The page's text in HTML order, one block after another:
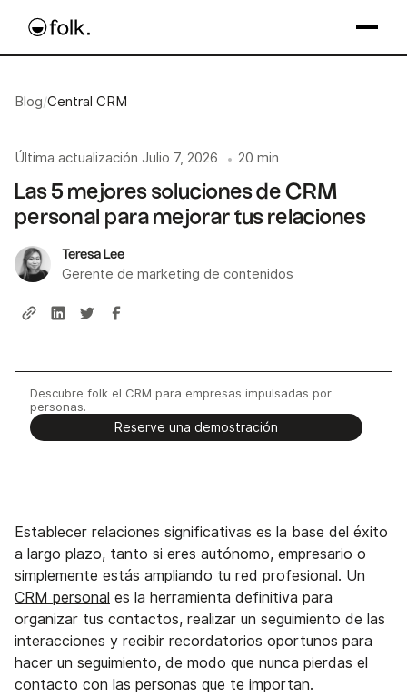
Blog/Central CRM
Última actualización Julio 7, 2026 • 20 min
Las 5 mejores soluciones de CRM
personal para mejorar tus relaciones
Teresa Lee
Gerente de marketing de contenidos
Descubre folk el CRM para empresas impulsadas por
personas.
Reserve una demostración
Establecer relaciones significativas es la base del éxito
a largo plazo, tanto si eres autónomo, empresario o
simplemente estás ampliando tu red profesional. Un
CRM personal es la herramienta definitiva para
organizar tus contactos, realizar un seguimiento de las
interacciones y recibir recordatorios oportunos para
hacer un seguimiento, de modo que nunca pierdas el
contacto con las personas que te importan.